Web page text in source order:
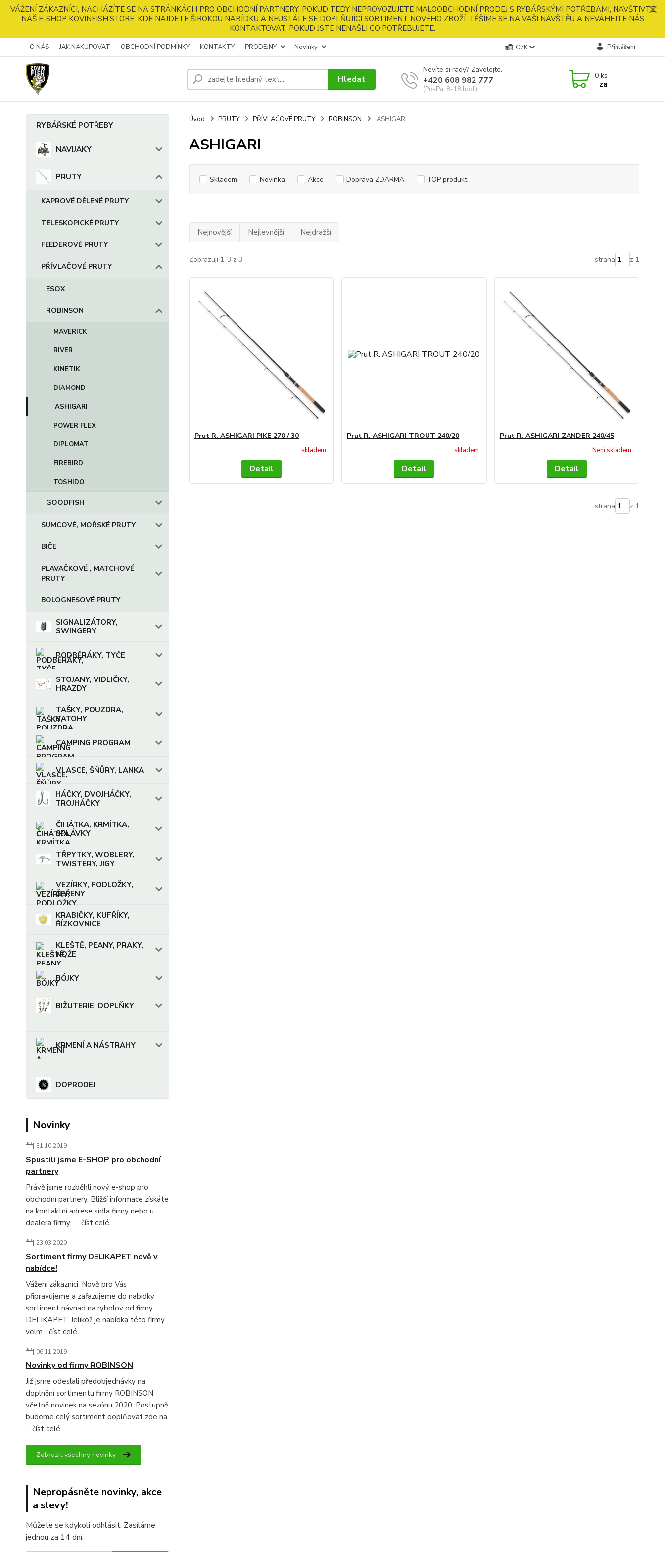
VÁŽENÍ ZÁKAZNÍCI, NACHÁZÍTE SE NA STRÁNKÁCH PRO OBCHODNÍ PARTNERY. POKUD TEDY NEPROVOZUJETE MALOOBCHODNÍ PRODEJ S RYBÁŘSKÝMI POTŘEBAMI, NAVŠTIVTE
NÁŠ E-SHOP KOVINFISH.STORE, KDE NAJDETE ŠIROKOU NABÍDKU A NEUSTÁLE SE DOPLŇUJÍCÍ SORTIMENT NOVÉHO ZBOŽÍ. TĚŠÍME SE NA VAŠI NÁVŠTĚU A NEVÁHEJTE NÁS
KONTAKTOVAT, POKUD JSTE NENAŠLI CO POTŘEBUJETE.
O NÁS JAK NAKUPOVAT OBCHODNÍ PODMÍNKY KONTAKTY PRODEJNY Novinky CZK Přihlášení
Hledat
Nevíte si rady? Zavolejte.
+420 608 982 777
(Po-Pá, 8-18 hod.)
0 ks
za
RYBÁŘSKÉ POTŘEBY
NAVIJÁKY
PRUTY
KAPROVÉ DĚLENÉ PRUTY
TELESKOPICKÉ PRUTY
FEEDEROVÉ PRUTY
PŘÍVLAČOVÉ PRUTY
ESOX
ROBINSON
MAVERICK
RIVER
KINETIK
DIAMOND
ASHIGARI
POWER FLEX
DIPLOMAT
FIREBIRD
TOSHIDO
GOODFISH
SUMCOVÉ, MOŘSKÉ PRUTY
BIČE
PLAVAČKOVÉ , MATCHOVÉ
PRUTY
BOLOGNESOVÉ PRUTY
SIGNALIZÁTORY,
SWINGERY
PODBĚRÁKY, TYČE
STOJANY, VIDLIČKY,
HRAZDY
TAŠKY, POUZDRA,
BATOHY
CAMPING PROGRAM
VLASCE, ŠŇŮRY, LANKA
HÁČKY, DVOJHÁČKY,
TROJHÁČKY
ČIHÁTKA, KRMÍTKA,
SPLÁVKY
TŘPYTKY, WOBLERY,
TWISTERY, JIGY
VEZÍRKY, PODLOŽKY,
ČEŘENY
KRABIČKY, KUFŘÍKY,
ŘÍZKOVNICE
KLEŠTĚ, PEANY, PRAKY,
NOŽE
BÓJKY
BIŽUTERIE, DOPLŇKY
KRMENÍ A NÁSTRAHY
DOPRODEJ
Novinky
31.10.2019
Spustili jsme E-SHOP pro obchodní
partnery
Právě jsme rozběhli nový e-shop pro
obchodní partnery. Bližší informace získáte
na kontaktní adrese sídla firmy nebo u
dealera firmy. číst celé
23.03.2020
Sortiment firmy DELIKAPET nově v
nabídce!
Vážení zákazníci. Nově pro Vás
připravujeme a zařazujeme do nabídky
sortiment návnad na rybolov od firmy
DELIKAPET. Jelikož je nabídka této firmy
velm... číst celé
06.11.2019
Novinky od firmy ROBINSON
Již jsme odeslali předobjednávky na
doplnění sortimentu firmy ROBINSON
včetně novinek na sezónu 2020. Postupně
budeme celý sortiment doplňovat zde na
... číst celé
Zobrazit všechny novinky
Nepropásněte novinky, akce
a slevy!
Můžete se kdykoli odhlásit. Zasíláme
jednou za 14 dní.
Úvod PRUTY PŘÍVLAČOVÉ PRUTY ROBINSON ASHIGARI
ASHIGARI
Skladem Novinka Akce Doprava ZDARMA TOP produkt
Nejnovější Nejlevnější Nejdražší
Zobrazuji 1-3 z 3 strana z 1
Prut R. ASHIGARI PIKE 270 / 30
skladem
Detail
Prut R. ASHIGARI TROUT 240/20
skladem
Detail
Prut R. ASHIGARI ZANDER 240/45
Není skladem
Detail
strana z 1